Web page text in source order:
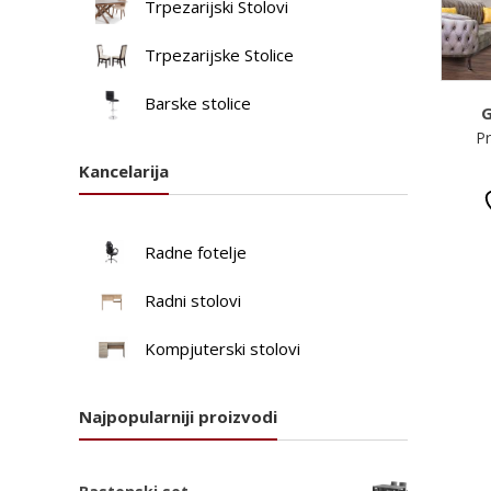
Trpezarijski Stolovi
Trpezarijske Stolice
Barske stolice
Kancelarija
Radne fotelje
Radni stolovi
Kompjuterski stolovi
Najpopularniji proizvodi